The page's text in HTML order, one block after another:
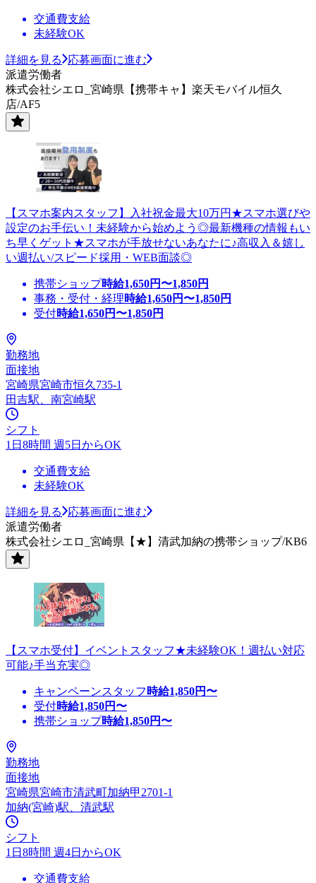
交通費支給
未経験OK
詳細を見る
応募画面に進む
派遣労働者
株式会社シエロ_宮崎県【携帯キャ】楽天モバイル恒久
店/AF5
【スマホ案内スタッフ】入社祝金最大10万円★スマホ選びや
設定のお手伝い！未経験から始めよう◎最新機種の情報もい
ち早くゲット★スマホが手放せないあなたに♪高収入＆嬉し
い週払い/スピード採用・WEB面談◎
携帯ショップ時給1,650円〜1,850円
事務・受付・経理時給1,650円〜1,850円
受付時給1,650円〜1,850円
勤務地
面接地
宮崎県宮崎市恒久735-1
田吉駅、南宮崎駅
シフト
1日8時間 週5日からOK
交通費支給
未経験OK
詳細を見る
応募画面に進む
派遣労働者
株式会社シエロ_宮崎県【★】清武加納の携帯ショップ/KB6
【スマホ受付】イベントスタッフ★未経験OK！週払い対応
可能♪手当充実◎
キャンペーンスタッフ 時給1,850円〜
受付時給1,850円〜
携帯ショップ時給1,850円〜
勤務地
面接地
宮崎県宮崎市清武町加納甲2701-1
加納(宮崎)駅、清武駅
シフト
1日8時間 週4日からOK
交通費支給